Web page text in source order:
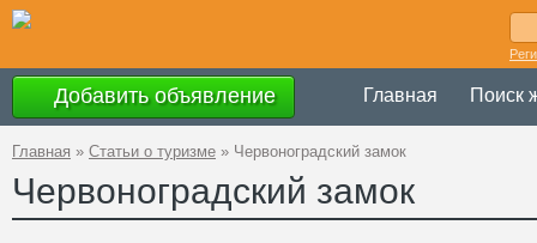
Добавить объявление Главная Поиск
Главная » Статьи о туризме » Червоноградский замок
Червоноградский замок